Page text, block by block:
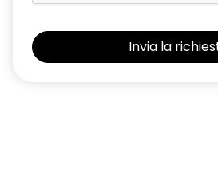
Sedili con sistema isofix
Selleria Stepway in tessuto blu e nero